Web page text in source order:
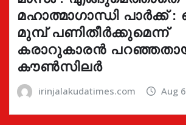
മഹാത്മാഗാന്ധി പാർക്ക്
മുമ്പ് പണിതീർക്കുമെന്ന്
കരാറുകാരൻ
കൗൺസിലർ
irinjalakudatimes.com Aug